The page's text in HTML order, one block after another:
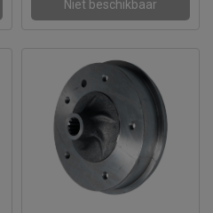
Niet beschikbaar